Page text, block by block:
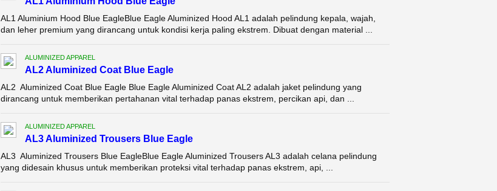
AL1 Aluminium Hood Blue EagleBlue Eagle Aluminized Hood AL1 adalah pelindung kepala, wajah,
dan leher premium yang dirancang untuk kondisi kerja paling ekstrem. Dibuat dengan material ...
ALUMINIZED APPAREL
AL2 Aluminized Coat Blue Eagle
AL2 Aluminized Coat Blue Eagle Blue Eagle Aluminized Coat AL2 adalah jaket pelindung yang
dirancang untuk memberikan pertahanan vital terhadap panas ekstrem, percikan api, dan ...
ALUMINIZED APPAREL
AL3 Aluminized Trousers Blue Eagle
AL3 Aluminized Trousers Blue EagleBlue Eagle Aluminized Trousers AL3 adalah celana pelindung
yang didesain khusus untuk memberikan proteksi vital terhadap panas ekstrem, api, ...